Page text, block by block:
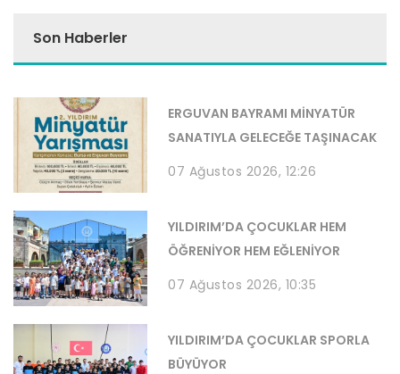
Son Haberler
ERGUVAN BAYRAMI MİNYATÜR
SANATIYLA GELECEĞE TAŞINACAK
07 Ağustos 2026, 12:26
YILDIRIM’DA ÇOCUKLAR HEM
ÖĞRENİYOR HEM EĞLENİYOR
07 Ağustos 2026, 10:35
YILDIRIM’DA ÇOCUKLAR SPORLA
BÜYÜYOR